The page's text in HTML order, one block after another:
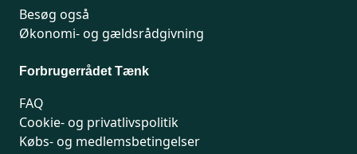
Besøg også
Økonomi- og gældsrådgivning
Forbrugerrådet Tænk
FAQ
Cookie- og privatlivspolitik
Købs- og medlemsbetingelser